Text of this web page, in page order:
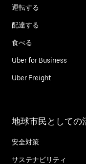
運転する
配達する
食べる
Uber for Business
Uber Freight
地球市民としての
安全対策
サステナビリティ